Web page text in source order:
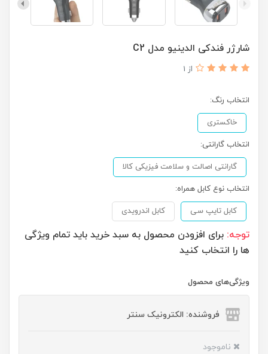
شارژر فندکی الدینیو مدل C2
از 1
انتخاب رنگ:
خاکستری
انتخاب گارانتی:
گارانتی اصالت و سلامت فیزیکی کالا
انتخاب نوع کابل همراه:
کابل تایپ سی کابل اندرویدی
توجه: برای افزودن محصول به سبد خرید باید تمام ویژگی
ها را انتخاب کنید
ویژگی‌های محصول
فروشنده: الکترونیک سنتر
ناموجود